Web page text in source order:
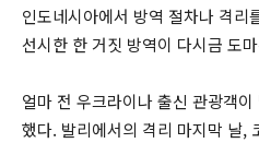
인도네시아에서 방역 절차나 격리
선시한 한 거짓 방역이 다시금 도
얼마 전 우크라이나 출신 관광객
했다. 발리에서의 격리 마지막 날,